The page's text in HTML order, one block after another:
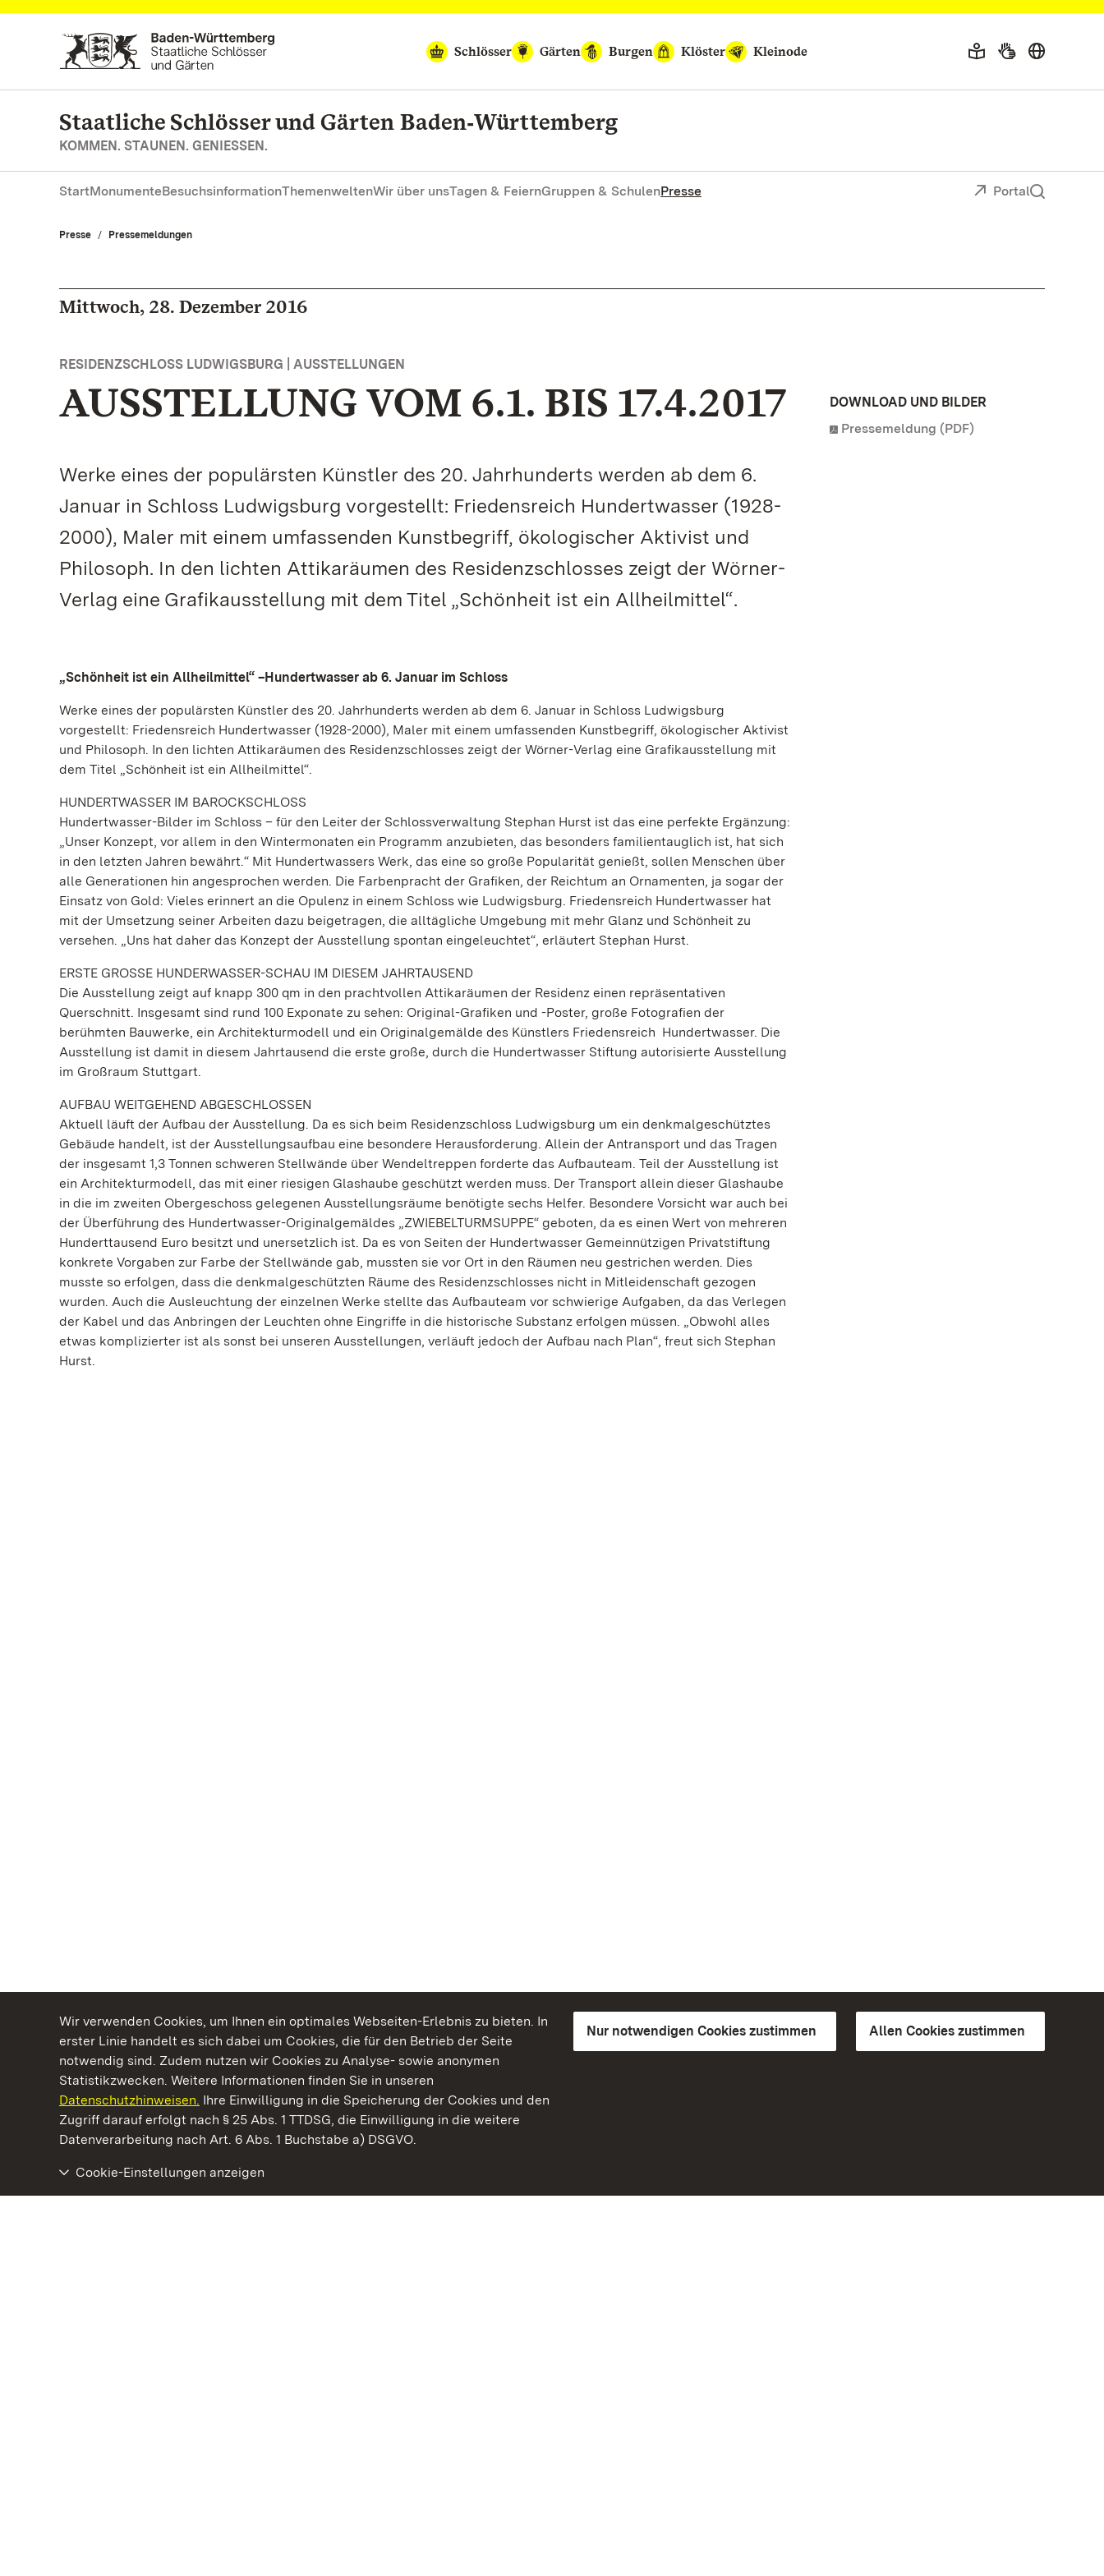
Wir verwenden Cookies, um Ihnen ein optimales Webseiten-Erlebnis zu bieten. In
erster Linie handelt es sich dabei um Cookies, die für den Betrieb der Seite
notwendig sind. Zudem nutzen wir Cookies zu Analyse- sowie anonymen
Statistikzwecken. Weitere Informationen finden Sie in unseren
Datenschutzhinweisen. Ihre Einwilligung in die Speicherung der Cookies und den
Zugriff darauf erfolgt nach § 25 Abs. 1 TTDSG, die Einwilligung in die weitere
Datenverarbeitung nach Art. 6 Abs. 1 Buchstabe a) DSGVO.
Nur notwendigen Cookies zustimmen Allen Cookies zustimmen
Cookie-Einstellungen anzeigen
Zum Hauptinhalt springen
Schlösser
Gärten Burgen Klöster Kleinode
Staatliche Schlösser und Gärten Baden‑Württemberg
KOMMEN. STAUNEN. GENIESSEN.
StartMonumenteBesuchsinformationThemenweltenWir über unsTagen & FeiernGruppen & SchulenPresse Portal
Presse Pressemeldungen
Mittwoch, 28. Dezember 2016
RESIDENZSCHLOSS LUDWIGSBURG | AUSSTELLUNGEN
AUSSTELLUNG VOM 6.1. BIS 17.4.2017
Werke eines der populärsten Künstler des 20. Jahrhunderts werden ab dem 6.
Januar in Schloss Ludwigsburg vorgestellt: Friedensreich Hundertwasser (1928-
2000), Maler mit einem umfassenden Kunstbegriff, ökologischer Aktivist und
Philosoph. In den lichten Attikaräumen des Residenzschlosses zeigt der Wörner-
Verlag eine Grafikausstellung mit dem Titel „Schönheit ist ein Allheilmittel“.
„Schönheit ist ein Allheilmittel“ –Hundertwasser ab 6. Januar im Schloss
Werke eines der populärsten Künstler des 20. Jahrhunderts werden ab dem 6. Januar in Schloss Ludwigsburg
vorgestellt: Friedensreich Hundertwasser (1928-2000), Maler mit einem umfassenden Kunstbegriff, ökologischer Aktivist
und Philosoph. In den lichten Attikaräumen des Residenzschlosses zeigt der Wörner-Verlag eine Grafikausstellung mit
dem Titel „Schönheit ist ein Allheilmittel“.
HUNDERTWASSER IM BAROCKSCHLOSS
Hundertwasser-Bilder im Schloss – für den Leiter der Schlossverwaltung Stephan Hurst ist das eine perfekte Ergänzung:
„Unser Konzept, vor allem in den Wintermonaten ein Programm anzubieten, das besonders familientauglich ist, hat sich
in den letzten Jahren bewährt.“ Mit Hundertwassers Werk, das eine so große Popularität genießt, sollen Menschen über
alle Generationen hin angesprochen werden. Die Farbenpracht der Grafiken, der Reichtum an Ornamenten, ja sogar der
Einsatz von Gold: Vieles erinnert an die Opulenz in einem Schloss wie Ludwigsburg. Friedensreich Hundertwasser hat
mit der Umsetzung seiner Arbeiten dazu beigetragen, die alltägliche Umgebung mit mehr Glanz und Schönheit zu
versehen. „Uns hat daher das Konzept der Ausstellung spontan eingeleuchtet“, erläutert Stephan Hurst.
ERSTE GROSSE HUNDERWASSER-SCHAU IM DIESEM JAHRTAUSEND
Die Ausstellung zeigt auf knapp 300 qm in den prachtvollen Attikaräumen der Residenz einen repräsentativen
Querschnitt. Insgesamt sind rund 100 Exponate zu sehen: Original-Grafiken und -Poster, große Fotografien der
berühmten Bauwerke, ein Architekturmodell und ein Originalgemälde des Künstlers Friedensreich Hundertwasser. Die
Ausstellung ist damit in diesem Jahrtausend die erste große, durch die Hundertwasser Stiftung autorisierte Ausstellung
im Großraum Stuttgart.
AUFBAU WEITGEHEND ABGESCHLOSSEN
Aktuell läuft der Aufbau der Ausstellung. Da es sich beim Residenzschloss Ludwigsburg um ein denkmalgeschütztes
Gebäude handelt, ist der Ausstellungsaufbau eine besondere Herausforderung. Allein der Antransport und das Tragen
der insgesamt 1,3 Tonnen schweren Stellwände über Wendeltreppen forderte das Aufbauteam. Teil der Ausstellung ist
ein Architekturmodell, das mit einer riesigen Glashaube geschützt werden muss. Der Transport allein dieser Glashaube
in die im zweiten Obergeschoss gelegenen Ausstellungsräume benötigte sechs Helfer. Besondere Vorsicht war auch bei
der Überführung des Hundertwasser-Originalgemäldes „ZWIEBELTURMSUPPE“ geboten, da es einen Wert von mehreren
Hunderttausend Euro besitzt und unersetzlich ist. Da es von Seiten der Hundertwasser Gemeinnützigen Privatstiftung
konkrete Vorgaben zur Farbe der Stellwände gab, mussten sie vor Ort in den Räumen neu gestrichen werden. Dies
musste so erfolgen, dass die denkmalgeschützten Räume des Residenzschlosses nicht in Mitleidenschaft gezogen
wurden. Auch die Ausleuchtung der einzelnen Werke stellte das Aufbauteam vor schwierige Aufgaben, da das Verlegen
der Kabel und das Anbringen der Leuchten ohne Eingriffe in die historische Substanz erfolgen müssen. „Obwohl alles
etwas komplizierter ist als sonst bei unseren Ausstellungen, verläuft jedoch der Aufbau nach Plan“, freut sich Stephan
Hurst.
DOWNLOAD UND BILDER
Pressemeldung (PDF)
Kommen. Staunen. Genießen.